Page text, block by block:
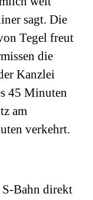
sagt. Die
Tegel freut
die
Kanzlei
45 Minuten
am
verkehrt.
Bahn direkt